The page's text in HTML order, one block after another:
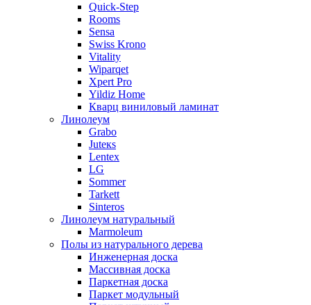
Quick-Step
Rooms
Sensa
Swiss Krono
Vitality
Wiparqet
Xpert Pro
Yildiz Home
Кварц виниловый ламинат
Линолеум
Grabo
Juteкs
Lentex
LG
Sommer
Tarkett
Sinteros
Линолеум натуральный
Marmoleum
Полы из натурального дерева
Инженерная доска
Массивная доска
Паркетная доска
Паркет модульный